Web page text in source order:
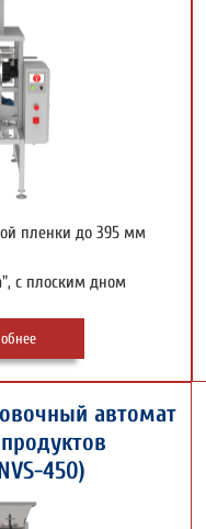
пленки до 395 мм
с плоским дном
автомат
450)